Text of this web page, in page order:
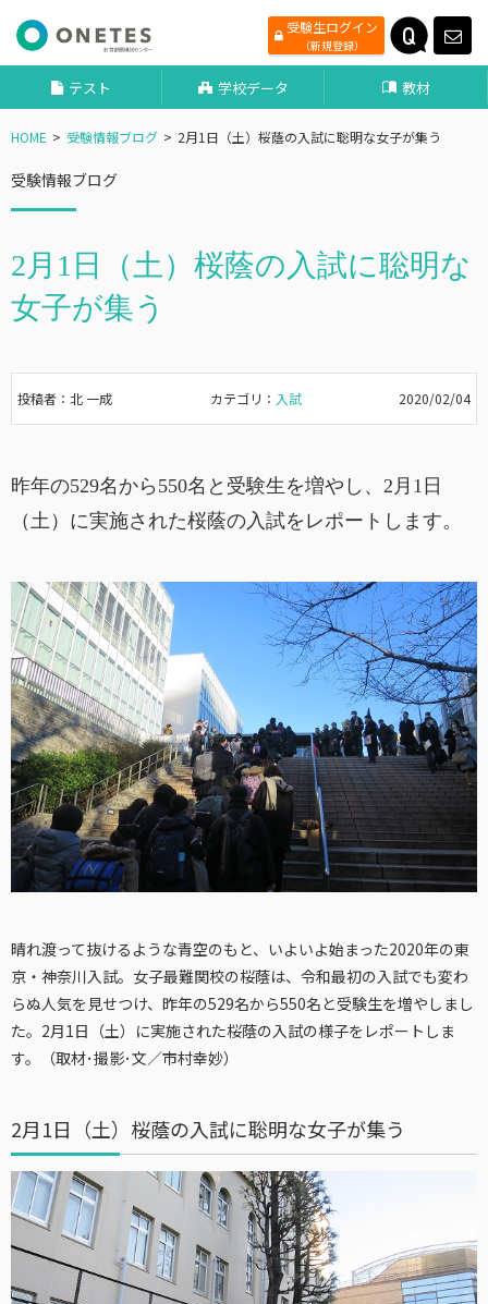
受験生ログイン
（新規登録）
テスト 学校データ 教材
HOME 受験情報ブログ 2月1日（土）桜蔭の入試に聡明な女子が集う
受験情報ブログ
2月1日（土）桜蔭の入試に聡明な
女子が集う
投稿者：北 一成 カテゴリ： 入試 2020/02/04
昨年の529名から550名と受験生を増やし、2月1日
（土）に実施された桜蔭の入試をレポートします。
晴れ渡って抜けるような青空のもと、いよいよ始まった2020年の東
京・神奈川入試。女子最難関校の桜蔭は、令和最初の入試でも変わ
らぬ人気を見せつけ、昨年の529名から550名と受験生を増やしまし
た。2月1日（土）に実施された桜蔭の入試の様子をレポートしま
す。（取材･撮影･文／市村幸妙）
2月1日（土）桜蔭の入試に聡明な女子が集う